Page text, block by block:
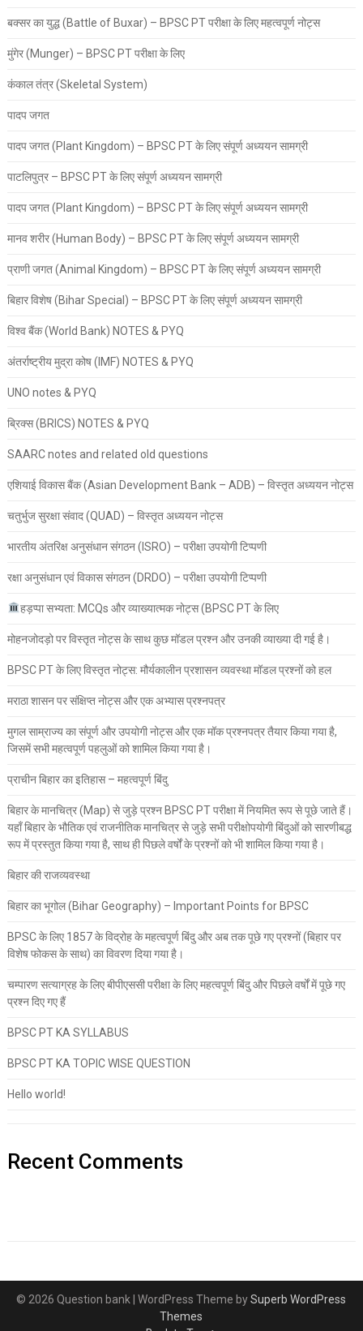
बक्सर का युद्ध (Battle of Buxar) – BPSC PT परीक्षा के लिए महत्वपूर्ण नोट्स
मुंगेर (Munger) – BPSC PT परीक्षा के लिए
कंकाल तंत्र (Skeletal System)
पादप जगत
पादप जगत (Plant Kingdom) – BPSC PT के लिए संपूर्ण अध्ययन सामग्री
पाटलिपुत्र – BPSC PT के लिए संपूर्ण अध्ययन सामग्री
पादप जगत (Plant Kingdom) – BPSC PT के लिए संपूर्ण अध्ययन सामग्री
मानव शरीर (Human Body) – BPSC PT के लिए संपूर्ण अध्ययन सामग्री
प्राणी जगत (Animal Kingdom) – BPSC PT के लिए संपूर्ण अध्ययन सामग्री
बिहार विशेष (Bihar Special) – BPSC PT के लिए संपूर्ण अध्ययन सामग्री
विश्व बैंक (World Bank) NOTES & PYQ
अंतर्राष्ट्रीय मुद्रा कोष (IMF) NOTES & PYQ
UNO notes & PYQ
ब्रिक्स (BRICS) NOTES & PYQ
SAARC notes and related old questions
एशियाई विकास बैंक (Asian Development Bank – ADB) – विस्तृत अध्ययन नोट्स
चतुर्भुज सुरक्षा संवाद (QUAD) – विस्तृत अध्ययन नोट्स
भारतीय अंतरिक्ष अनुसंधान संगठन (ISRO) – परीक्षा उपयोगी टिप्पणी
रक्षा अनुसंधान एवं विकास संगठन (DRDO) – परीक्षा उपयोगी टिप्पणी
हड़प्पा सभ्यता: MCQs और व्याख्यात्मक नोट्स (BPSC PT के लिए
मोहनजोदड़ो पर विस्तृत नोट्स के साथ कुछ मॉडल प्रश्न और उनकी व्याख्या दी गई है।
BPSC PT के लिए विस्तृत नोट्स: मौर्यकालीन प्रशासन व्यवस्था मॉडल प्रश्नों को हल
मराठा शासन पर संक्षिप्त नोट्स और एक अभ्यास प्रश्नपत्र
मुगल साम्राज्य का संपूर्ण और उपयोगी नोट्स और एक मॉक प्रश्नपत्र तैयार किया गया है,
जिसमें सभी महत्वपूर्ण पहलुओं को शामिल किया गया है।
प्राचीन बिहार का इतिहास – महत्वपूर्ण बिंदु
बिहार के मानचित्र (Map) से जुड़े प्रश्न BPSC PT परीक्षा में नियमित रूप से पूछे जाते हैं।
यहाँ बिहार के भौतिक एवं राजनीतिक मानचित्र से जुड़े सभी परीक्षोपयोगी बिंदुओं को सारणीबद्ध
रूप में प्रस्तुत किया गया है, साथ ही पिछले वर्षों के प्रश्नों को भी शामिल किया गया है।
बिहार की राजव्यवस्था
बिहार का भूगोल (Bihar Geography) – Important Points for BPSC
BPSC के लिए 1857 के विद्रोह के महत्वपूर्ण बिंदु और अब तक पूछे गए प्रश्नों (बिहार पर
विशेष फोकस के साथ) का विवरण दिया गया है।
चम्पारण सत्याग्रह के लिए बीपीएससी परीक्षा के लिए महत्वपूर्ण बिंदु और पिछले वर्षों में पूछे गए
प्रश्न दिए गए हैं
BPSC PT KA SYLLABUS
BPSC PT KA TOPIC WISE QUESTION
Hello world!
Recent Comments
© 2026 Question bank | WordPress Theme bySuperb WordPress
Themes